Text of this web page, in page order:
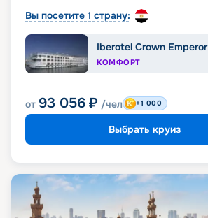
Вы посетите 1 страну:
Iberotel Crown Emperor
КОМФОРТ
от 93 056 ₽ /чел +1 000
Выбрать круиз